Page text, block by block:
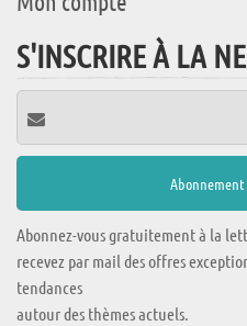
S'INSCRIRE À LA
Abonnez-vous gratuitement à la
recevez par mail des offres
tendances
autour des thèmes actuels.